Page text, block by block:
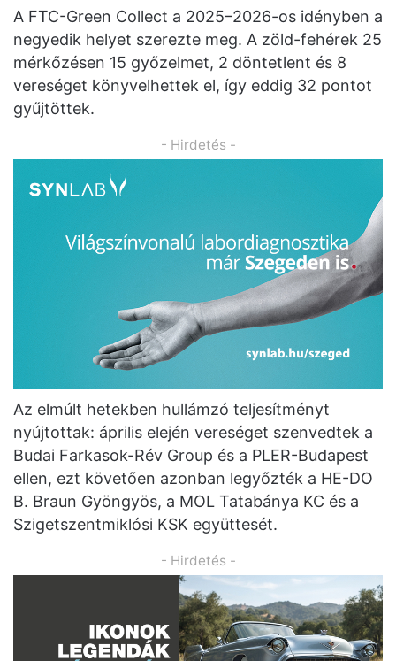
A FTC-Green Collect a 2025–2026-os idényben a
negyedik helyet szerezte meg. A zöld-fehérek 25
mérkőzésen 15 győzelmet, 2 döntetlent és 8
vereséget könyvelhettek el, így eddig 32 pontot
gyűjtöttek.
- Hirdetés -
Az elmúlt hetekben hullámzó teljesítményt
nyújtottak: április elején vereséget szenvedtek a
Budai Farkasok-Rév Group és a PLER-Budapest
ellen, ezt követően azonban legyőzték a HE-DO
B. Braun Gyöngyös, a MOL Tatabánya KC és a
Szigetszentmiklósi KSK együttesét.
- Hirdetés -